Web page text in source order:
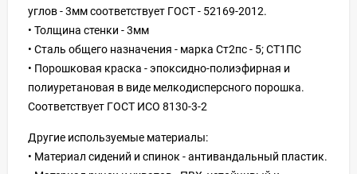
углов - 3мм соответствует ГОСТ - 52169-2012.
• Толщина стенки - 3мм
• Сталь общего назначения - марка Ст2пс - 5; СТ1ПС
• Порошковая краска - эпоксидно-полиэфирная и
полиуретановая в виде мелкодисперсного порошка.
Соответствует ГОСТ ИСО 8130-3-2
Другие используемые материалы:
• Материал сидений и спинок - антивандальный пластик.